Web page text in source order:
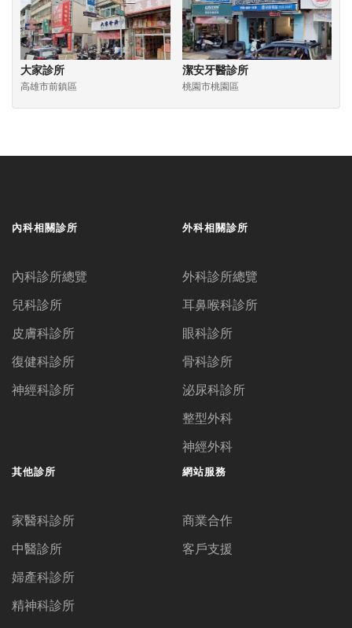
大家診所
高雄市前鎮區
潔安牙醫診所
桃園市桃園區
內科相關診所
內科診所總覽
兒科診所
皮膚科診所
復健科診所
神經科診所
外科相關診所
外科診所總覽
耳鼻喉科診所
眼科診所
骨科診所
泌尿科診所
整型外科
神經外科
其他診所
家醫科診所
中醫診所
婦產科診所
精神科診所
網站服務
商業合作
客戶支援